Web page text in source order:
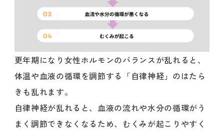
更年期になり女性ホルモンのバランスが乱れると、
体温や血液の循環を調節する「自律神経」のはたら
きも乱れます。
自律神経が乱れると、血液の流れや水分の循環がう
まく調節できなくなるため、むくみが起こりやすく